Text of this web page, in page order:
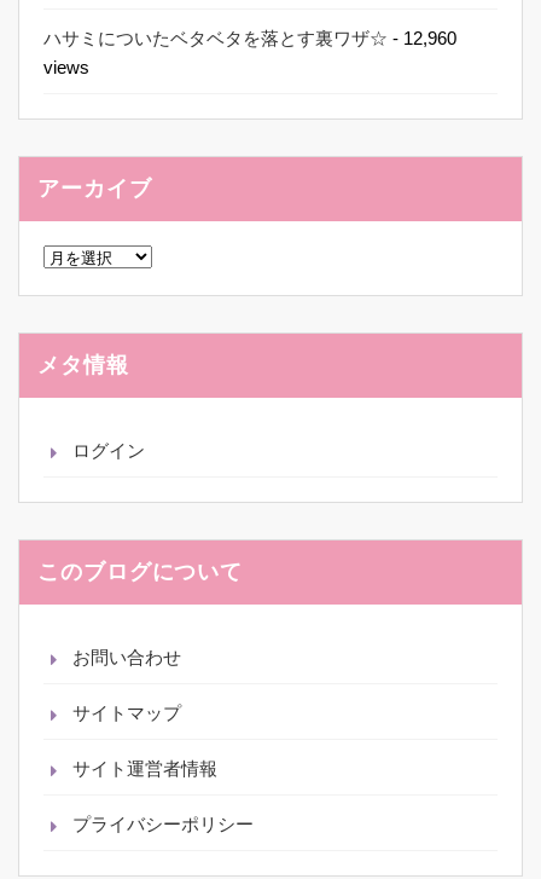
ハサミについたベタベタを落とす裏ワザ☆ - 12,960
views
アーカイブ
ア
イ
ブ
メタ情報
ログイン
このブログについて
お問い合わせ
サイトマップ
サイト運営者情報
プライバシーポリシー